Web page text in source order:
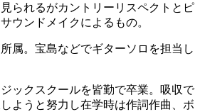
られるがカントリーリスペクトとピ
ウンドメイクによるもの。
属。宝島などでギターソロを担当し
ックスクールを皆勤で卒業。吸収で
ようと努力し在学時は作詞作曲、ボ